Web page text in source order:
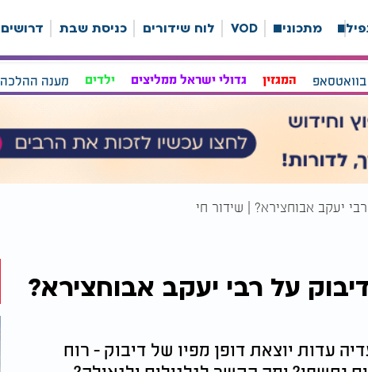
מתכונים VOD לוח שידורים כניסת שבת דרושים
המגזין גדולי ישראל ממליצים ילדים מענה ההלכה
יעקב אבוחצירא? | שידור חי
על רבי יעקב אבוחצירא?
עדות יוצאת דופן מפיו של דיבוק - רוח